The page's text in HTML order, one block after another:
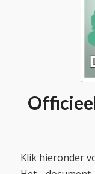
Klik hieronder